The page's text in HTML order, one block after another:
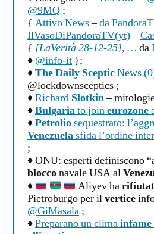
@9MQ ;
{ Attivo News–da
IlVasoDiPandoraTV(yt)–
{ [LaVerità 28-12-25], … da
♦ @info-it };
♦The Daily ScepticNews
@lockdownsceptics ;
♦Richard Slotkin–
♦Bulgariato joineurozone
♦Petroliosequestrato:
Venezuelasfida l’ordine
;
♦ ONU: esperti definiscono
blocconavale USA al
♦
Aliyev ha
Pietroburgo per ilvertice
@GiMasala ;
♦Preparano un climainfame